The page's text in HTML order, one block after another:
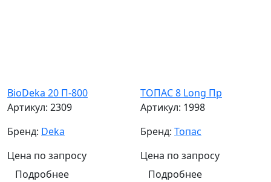
BioDeka 20 П-800
Артикул: 2309
Бренд: Deka
Цена по запросу
Подробнее
ТОПАС 8 Long Пр
Артикул: 1998
Бренд: Топас
Цена по запросу
Подробнее